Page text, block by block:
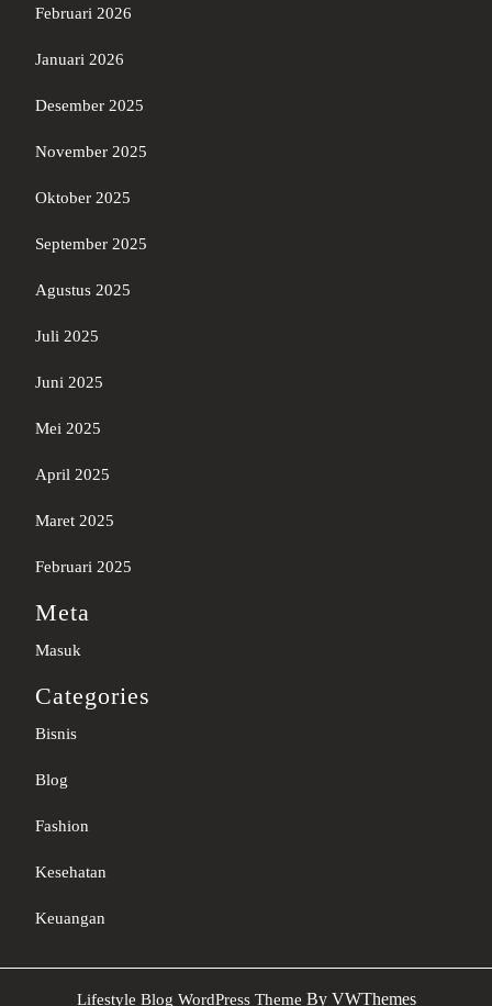
Februari 2026
Januari 2026
Desember 2025
November 2025
Oktober 2025
September 2025
Agustus 2025
Juli 2025
Juni 2025
Mei 2025
April 2025
Maret 2025
Februari 2025
Meta
Masuk
Categories
Bisnis
Blog
Fashion
Kesehatan
Keuangan
Lifestyle Blog WordPress Theme By VWThemes